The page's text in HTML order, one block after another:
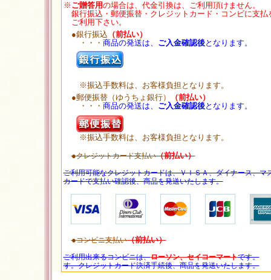
※ ご贈答用の場合は、代金引換は、ご利用頂けません。
銀行振込・郵便振替・クレジットカード・コンビに支払
ご利用下さい。
●銀行振込 （前払い）
・・・ 商品の発送は、 ご入金確認後となります。
※振込手数料は、お客様負担となります。
●郵便振替（ゆうちょ銀行）
（前払い）
・・・ 商品の発送は、 ご入金確認後となります。
※振込手数料は、お客様負担となります。
●クレジットカード支払い（前払い）
ご利用可能なクレジットカードは、ＶＩＳＡ、ダイナース、マ
カードで支払い確認後、商品を発送いたします。
●コンビニ支払い（前払い）
ご利用出来るコンビニは、ローソン、セイコーマートです。
す。クレジットカード決済手続後、商品を発送いたします。